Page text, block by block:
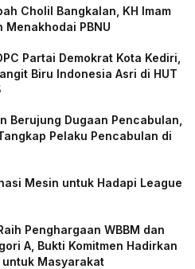
Cholil Bangkalan, KH Imam
PBNU
Partai Demokrat Kota Kediri,
Biru Indonesia Asri di HUT
Berujung Dugaan Pencabulan,
Pelaku Pencabulan di
Mesin untuk Hadapi League
Penghargaan WBBM dan
A, Bukti Komitmen Hadirkan
Masyarakat